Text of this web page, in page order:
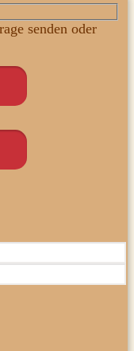
senden oder